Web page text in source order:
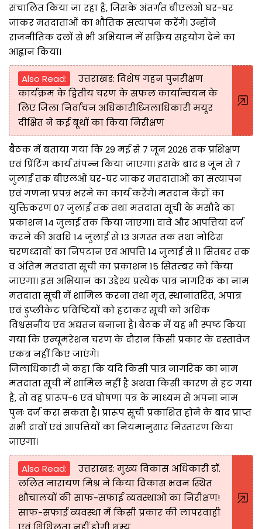
संचालित किया जा रहा है, जिसके अंतर्गत बीएलओ घर-घर
जाकर मतदाताओं का भौतिक सत्यापन करेंगे। उन्होंने
राजनीतिक दलों से भी अभियान में सक्रिय सहयोग देने का
आह्वान किया।
Also Read:
उत्तराखड: विशेष गहन पुनरीक्षण
कार्यक्रम के द्वितीय चरण के सफल कार्यान्वयन के
लिए जिला निर्वाचन अधिकारीध्जिलाधिकारी मयूर
दीक्षित ने कई बूथों का किया निरीक्षण
बैठक में बताया गया कि 29 मई से 7 जून 2026 तक प्रशिक्षण
एवं प्रिंटिंग कार्य संपन्न किया जाएगा। इसके बाद 8 जून से 7
जुलाई तक बीएलओ घर-घर जाकर मतदाताओं का सत्यापन
एवं गणना प्रपत्र भरने का कार्य करेंगे। मतदान केंद्रों का
युक्तिकरण 07 जुलाई तक तथा मतदाता सूची के मसौदे का
प्रकाशन 14 जुलाई तक किया जाएगा। दावे और आपत्तियां दर्ज
करने की अवधि 14 जुलाई से 13 अगस्त तक तथा नोटिस
चरणध्दावों का निपटान एवं आपत्ति 14 जुलाई से 11 सितंबर तक
व अंतिम मतदाता सूची का प्रकाशन 15 सितम्बर को किया
जाएगा। इस अभियान का उद्देश्य प्रत्येक पात्र नागरिक का नाम
मतदाता सूची में शामिल करना तथा मृत, स्थानांतरित, अपात्र
एवं डुप्लीकेट प्रविष्टियों को हटाकर सूची को अधिक
विश्वसनीय एवं अद्यतन बनाना है। बैठक में यह भी स्पष्ट किया
गया कि एन्यूमरेशन चरण के दौरान किसी प्रकार के दस्तावेज
एकत्र नहीं किए जाएंगे।
जिलाधिकारी ने कहा कि यदि किसी पात्र नागरिक का नाम
मतदाता सूची में शामिल नहीं है अथवा किसी कारण से हट गया
है, तो वह प्रारूप-6 एवं घोषणा पत्र के माध्यम से अपना नाम
पुनः दर्ज करा सकता है। प्रारूप सूची प्रकाशित होने के बाद प्राप्त
सभी दावों एवं आपत्तियों का नियमानुसार निस्तारण किया
जाएगा।
Also Read:
उत्तराखड: मुख्य विकास अधिकारी डॉ.
ललित नारायण मिश्र ने किया विकास भवन स्थित
शौचालयों की साफ-सफाई व्यवस्थाओं का निरीक्षण!
साफ-सफाई व्यवस्था में किसी प्रकार की लापरवाही